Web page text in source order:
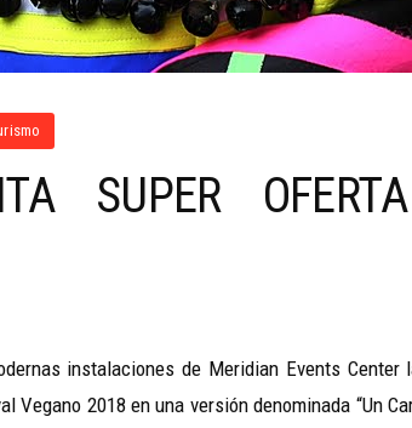
SUPER
instalaciones de Meridian Events Center
Vegano 2018 en una versión denominada “Un